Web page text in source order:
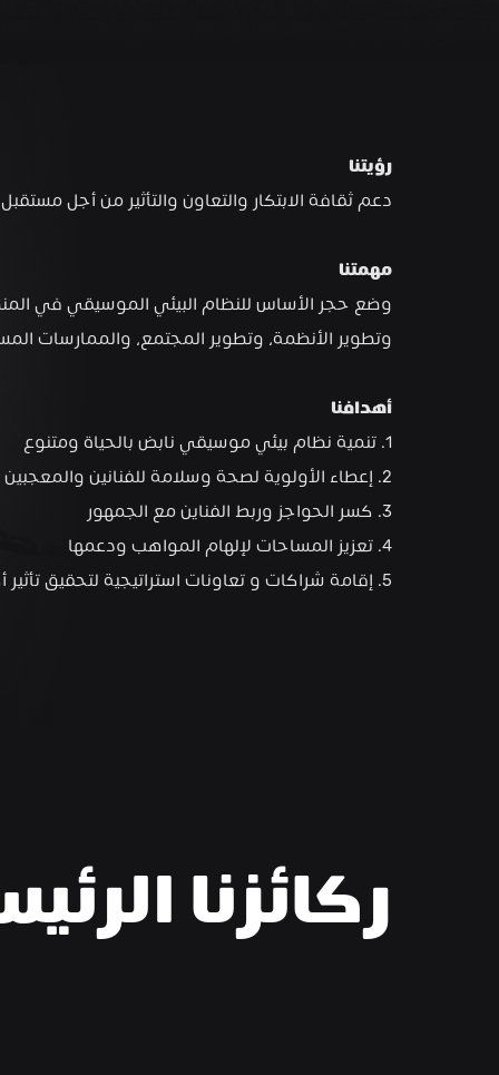
رؤيتنا
دعم ثقافة الابتكار والتعاون والتأثير من أجل
مهمتنا
وتطوير الأنظمة، وتطوير المجتمع، والممارسات
أهدافنا
1. تنمية نظام بيئي موسيقي نابض بالحياة ومتنوع
2. إعطاء الأولوية لصحة وسلامة للفنانين والمعجبين على حد سواء
3. كسر الحواجز وربط الفناين مع الجمهور
4. تعزيز المساحات لإلهام المواهب ودعمها
5. إقامة شراكات و تعاونات استراتيجية لتحقيق تأثير أكبر
ركائزنا